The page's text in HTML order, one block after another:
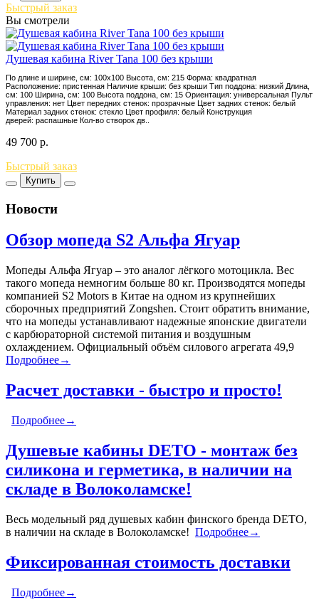
Быстрый заказ
Вы смотрели
Душевая кабина River Tana 100 без крыши
По длине и ширине, см: 100x100 Высота, см: 215 Форма: квадратная
Расположение: пристенная Наличие крыши: без крыши Тип поддона: низкий Длина,
см: 100 Ширина, см: 100 Высота поддона, см: 15 Ориентация: универсальная Пульт
управления: нет Цвет передних стенок: прозрачные Цвет задних стенок: белый
Материал задних стенок: стекло Цвет профиля: белый Конструкция
дверей: распашные Кол-во створок дв..
49 700 р.
Быстрый заказ
Купить
Новости
Обзор мопеда S2 Альфа Ягуар
Мопеды Альфа Ягуар – это аналог лёгкого мотоцикла. Вес
такого мопеда немногим больше 80 кг. Производятся мопеды
компанией S2 Motors в Китае на одном из крупнейших
сборочных предприятий Zongshen. Стоит обратить внимание,
что на мопеды устанавливают надежные японские двигатели
с карбюраторной системой питания и воздушным
охлаждением. Официальный объём силового агрегата 49,9
Подробнее→
Расчет доставки - быстро и просто!
Подробнее→
Душевые кабины DETO - монтаж без
силикона и герметика, в наличии на
складе в Волоколамске!
Весь модельный ряд душевых кабин финского бренда DETO,
в наличии на складе в Волоколамске! Подробнее→
Фиксированная стоимость доставки
Подробнее→